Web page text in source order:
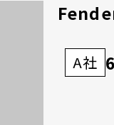
A社